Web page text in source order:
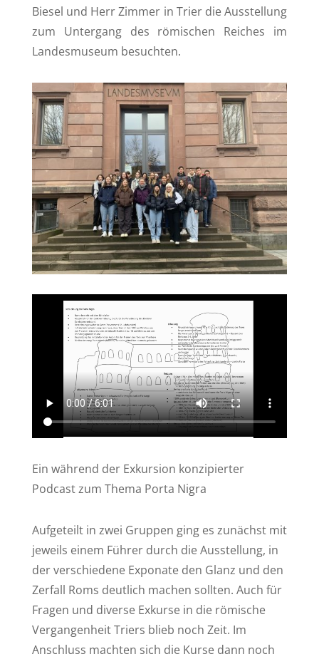
Biesel und Herr Zimmer in Trier die Ausstellung
zum Untergang des römischen Reiches im
Landesmuseum besuchten.
Ein während der Exkursion konzipierter
Podcast zum Thema Porta Nigra
Aufgeteilt in zwei Gruppen ging es zunächst mit
jeweils einem Führer durch die Ausstellung, in
der verschiedene Exponate den Glanz und den
Zerfall Roms deutlich machen sollten. Auch für
Fragen und diverse Exkurse in die römische
Vergangenheit Triers blieb noch Zeit. Im
Anschluss machten sich die Kurse dann noch